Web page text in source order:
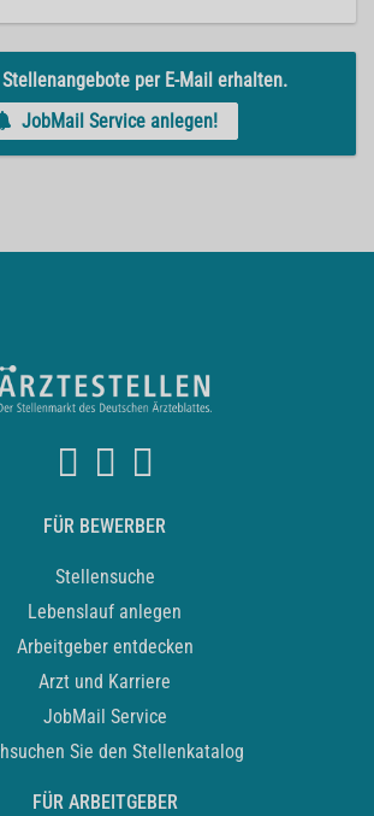
per E-Mail erhalten.
JobMail Service anlegen!
FÜR BEWERBER
Stellensuche
Lebenslauf anlegen
Arbeitgeber entdecken
Arzt und Karriere
JobMail Service
Sie den Stellenkatalog
FÜR ARBEITGEBER